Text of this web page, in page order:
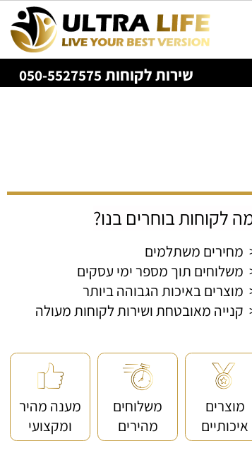
שירות לקוחות050-5527575
לקוחות בוחרים בנו?
מחירים משתלמים
משלוחים תוך מספר ימי עסקים
מוצרים באיכות הגבוהה ביותר
קנייה מאובטחת ושירות לקוחות מעולה
מוצרים
משלוחים
מהירים
מענה מהיר
ומקצועי